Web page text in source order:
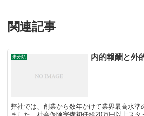
関連記事
未分類 内的報酬と外
弊社では、創業から数年かけて業界最高水準
ました。社会保険完備初任給20万円以上ス